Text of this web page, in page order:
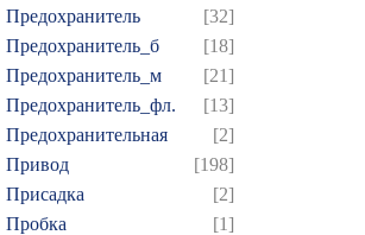
Предохранитель
[32]
Предохранитель_б
[18]
Предохранитель_м
[21]
Предохранитель_фл.
[13]
Предохранительная
[2]
Привод
[198]
Присадка
[2]
Пробка
[1]